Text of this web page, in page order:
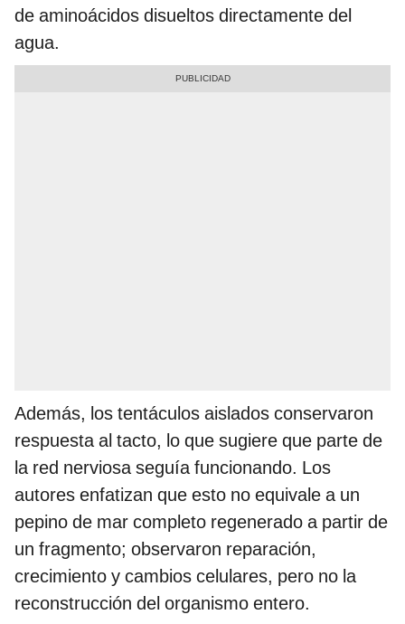
de aminoácidos disueltos directamente del
agua.
Además, los tentáculos aislados conservaron
respuesta al tacto, lo que sugiere que parte de
la red nerviosa seguía funcionando. Los
autores enfatizan que esto no equivale a un
pepino de mar completo regenerado a partir de
un fragmento; observaron reparación,
crecimiento y cambios celulares, pero no la
reconstrucción del organismo entero.